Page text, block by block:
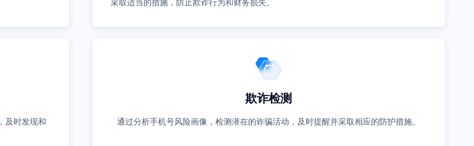
采取适当的措施，防止欺诈行为和财务损失。
及时发现和
欺诈检测
通过分析手机号风险画像，检测潜在的诈骗活动，及时提醒并采取相应的防护措施。